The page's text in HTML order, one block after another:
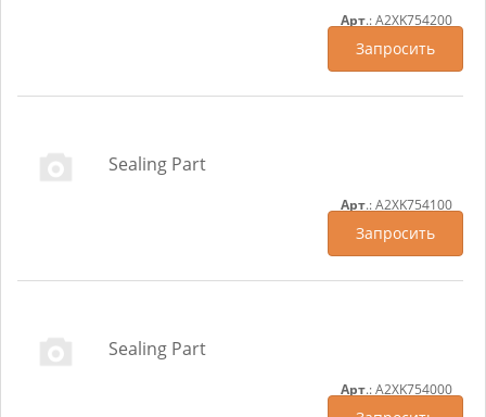
Арт.: A2XK754200
Запросить
Sealing Part
Арт.: A2XK754100
Запросить
Sealing Part
Арт.: A2XK754000